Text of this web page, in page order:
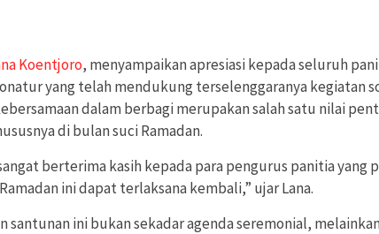
Koentjoro, menyampaikan apresiasi kepada seluruh
yang telah mendukung terselenggaranya kegiatan
dalam berbagi merupakan salah satu nilai
di bulan suci Ramadan.
berterima kasih kepada para pengurus panitia yang
ini dapat terlaksana kembali,” ujar Lana.
santunan ini bukan sekadar agenda seremonial,